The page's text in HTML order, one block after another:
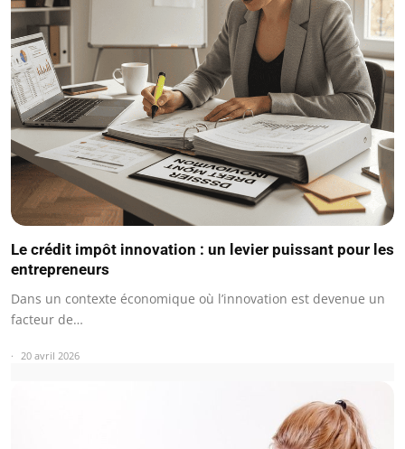
Le crédit impôt innovation : un levier puissant pour les
entrepreneurs
Dans un contexte économique où l’innovation est devenue un
facteur de…
20 avril 2026